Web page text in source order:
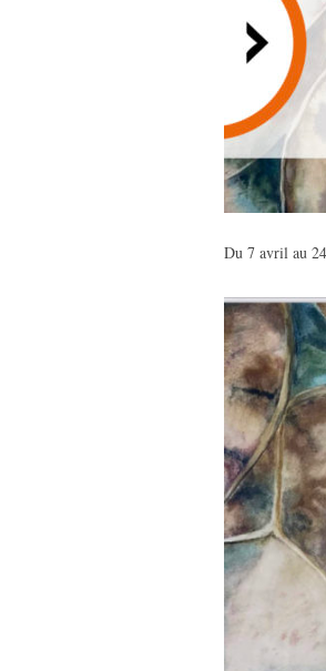
Du 7 avril au